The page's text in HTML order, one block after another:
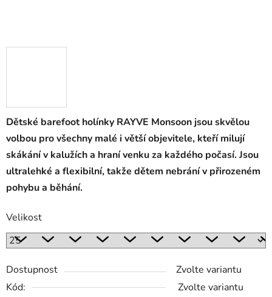
Dětské barefoot holínky RAYVE Monsoon jsou skvělou
volbou pro všechny malé i větší objevitele, kteří milují
skákání v kalužích a hraní venku za každého počasí. Jsou
ultralehké a flexibilní, takže dětem nebrání v přirozeném
pohybu a běhání.
Velikost
Dostupnost
Zvolte variantu
Kód:
Zvolte variantu